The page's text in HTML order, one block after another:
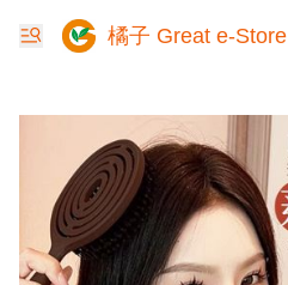
橘子 Great e-Store